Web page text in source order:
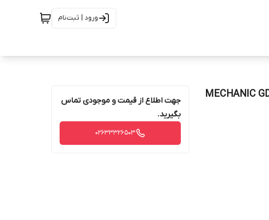
ورود | ثبت‌نام
جهت اطلاع از قیمت و موجودی تماس
بگیرید.
02633326503